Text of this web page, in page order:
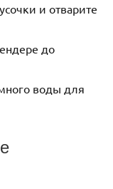
и отварите
до
воды для